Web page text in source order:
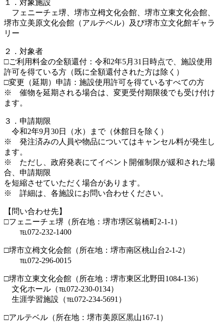
１．対象施設
フェニーチェ堺、堺市立栂文化会館、堺市立東文化会館、
堺市立美原文化会館（アルテベル）及び堺市立文化館ギャラ
リー
２．対象者
□ご利用料金の全額還付：令和2年5月31日時点で、施設使用
許可を得ている方（既に全額還付された方は除く）
□変更（延期）申請：施設使用許可を得ているすべての方
※ 催物を延期される場合は、変更受付期限後でも受け付け
ます。
３．申請期限
令和2年9月30日（水）まで（休館日を除く）
※ 発注済みの人員や物品についてはキャンセル料が発生し
ます。
※ ただし、政府発表にてイベント開催制限が緩和された場
合、申請期限
を短縮させていただく場合があります。
※ 詳細は、各施設にお問い合わせください。
【問い合わせ先】
□フェニーチェ堺（所在地：堺市堺区翁橋町2-1-1）
℡072-232-1400
□堺市立栂文化会館（所在地：堺市南区桃山台2-1-2）
℡072-296-0015
□堺市立東文化会館（所在地：堺市東区北野田1084-136）
文化ホール（℡072-230-0134）
生涯学習施設（℡072-234-5691）
□アルテベル（所在地：堺市美原区黒山167-1）